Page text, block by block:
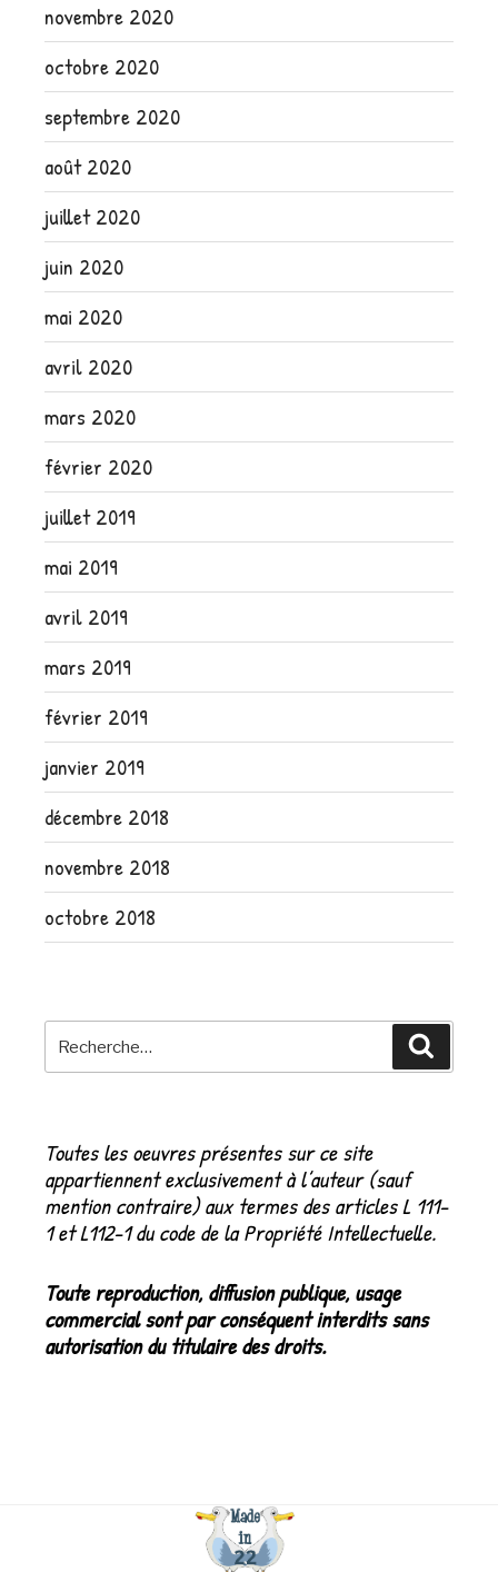
novembre 2020
octobre 2020
septembre 2020
août 2020
juillet 2020
juin 2020
mai 2020
avril 2020
mars 2020
février 2020
juillet 2019
mai 2019
avril 2019
mars 2019
février 2019
janvier 2019
décembre 2018
novembre 2018
octobre 2018
Recherche
pour
Toutes les oeuvres présentes sur ce site
appartiennent exclusivement à l’auteur (sauf
mention contraire) aux termes des articles L 111-
1 et L112-1 du code de la Propriété Intellectuelle.
Toute reproduction, diffusion publique, usage
commercial sont par conséquent interdits sans
autorisation du titulaire des droits.